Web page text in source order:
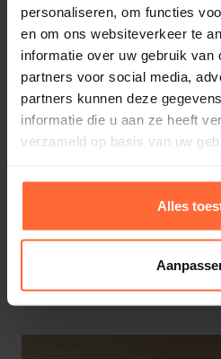
personaliseren, om functies
en om ons websiteverkeer te
informatie over uw gebruik van
partners voor social media,
partners kunnen deze
informatie die u aan ze heeft
verzameld op basis van uw
Alles
Sauna matras licht grijs